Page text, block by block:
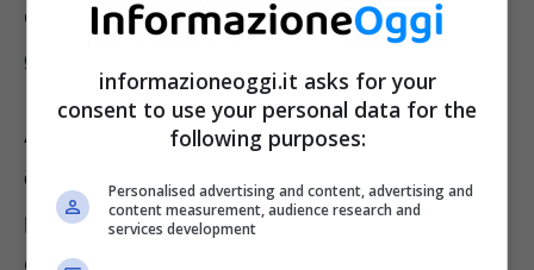
che avviene nellapasta italiana, che di
grano italiano ne ha ben poco
Anche riconoscendo chei produttori si
comportano secondo le norme di legge
potremmo disquisire proprio su queste leggi. I
consumatori sono confusi, e come già detto
informazioneoggi.it asks for your
consent to use your personal data for the
following purposes:
Personalised advertising and content, advertising and
content measurement, audience research and
services development